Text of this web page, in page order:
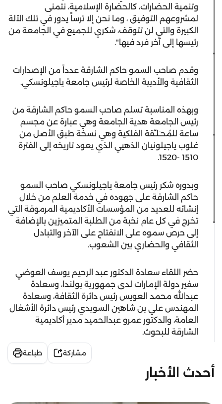
وتنمية الحضارات، كالحضارة الإسلامية، نتمنى
لمشروعهم التوفيق ، وما نحن إلا ترساً يدور في تلك الآلة
الكبيرة والتي لن تتوقف، شكري للجميع في الجامعة من
رئيسها إلى آخر فرد فيها".
وقدم صاحب السمو حاكم الشارقة عدداً من الإصدارات
الثقافية والأدبية الخاصة لرئيس جامعة ياجيلونسكي.
وبهذه المناسبة تسلم صاحب السمو حاكم الشارقة من
رئيس الجامعة هدية الجامعة وهي عبارة عن مجسم
ساعة للمُحـَلـَّقة الفلكية وهي نسخة طبق الأصل من
غلوب ياجيلونيان الذهيي الذي يعود تاريخه إلى الفترة
1510 -1520.
وبدوره شكر رئيس جامعة ياجيلونسكي صاحب السمو
حاكم الشارقة على جهوده في خدمة العلم من خلال
إنشائه للعديد من المؤسسات الأكاديمية المرموقة التي
تخرج في كل عام نخبة من الطلبة المتميزين بالإضافة
إلى حرص سموه على الانفتاح على الآخر والتبادل
الثقافي والحضاري بين الشعوب.
حضر اللقاء سعادة الدكتور عبد الرحيم يوسف العوضي
سفير دولة الإمارات لدى جمهورية بولندا، وسعادة
عبدالله محمد العويس رئيس دائرة الثقافة، وسعادة
المهندس علي بن شاهين السويدي رئيس دائرة الأشغال
العامة، والدكتور عمرو عبدالحميد مدير أكاديمية
الشارقة للبحوث.
مشاركة طباعة
أحدث الأخبار